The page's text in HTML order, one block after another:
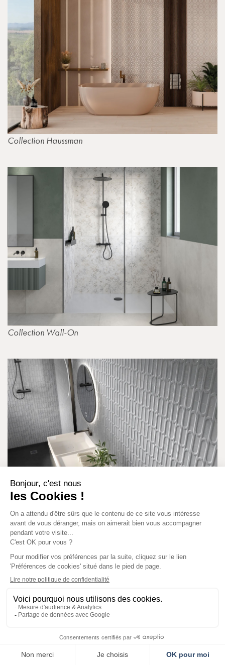
Collection Haussman
Collection Wall-On